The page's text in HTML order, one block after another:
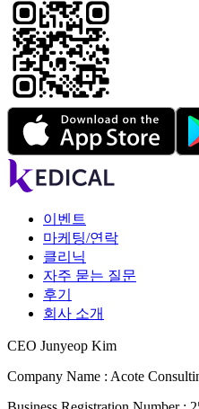
이벤트
마케팅/연락
클리닉
자주 묻는 질문
후기
회사 소개
CEO Junyeop Kim
Company Name : Acote